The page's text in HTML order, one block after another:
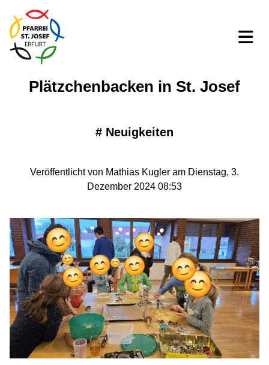
Plätzchenbacken in St. Josef
# Neuigkeiten
Veröffentlicht von Mathias Kugler am Dienstag, 3.
Dezember 2024 08:53